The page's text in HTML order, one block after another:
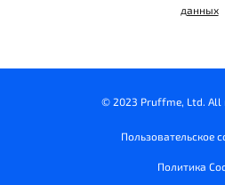
данных
© 2023 Pruffme, Ltd. All
Пользовательское
Политика